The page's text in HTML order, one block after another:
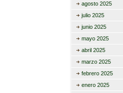
agosto 2025
julio 2025
junio 2025
mayo 2025
abril 2025
marzo 2025
febrero 2025
enero 2025